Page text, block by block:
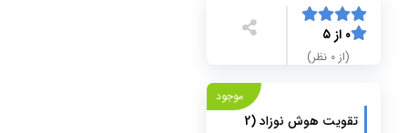
۰ از ۵
(از ۰ نظر)
تقویت هوش نوزاد (2
موجود